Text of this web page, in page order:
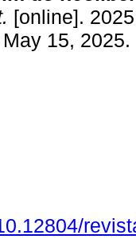
[online].
15, 2025.